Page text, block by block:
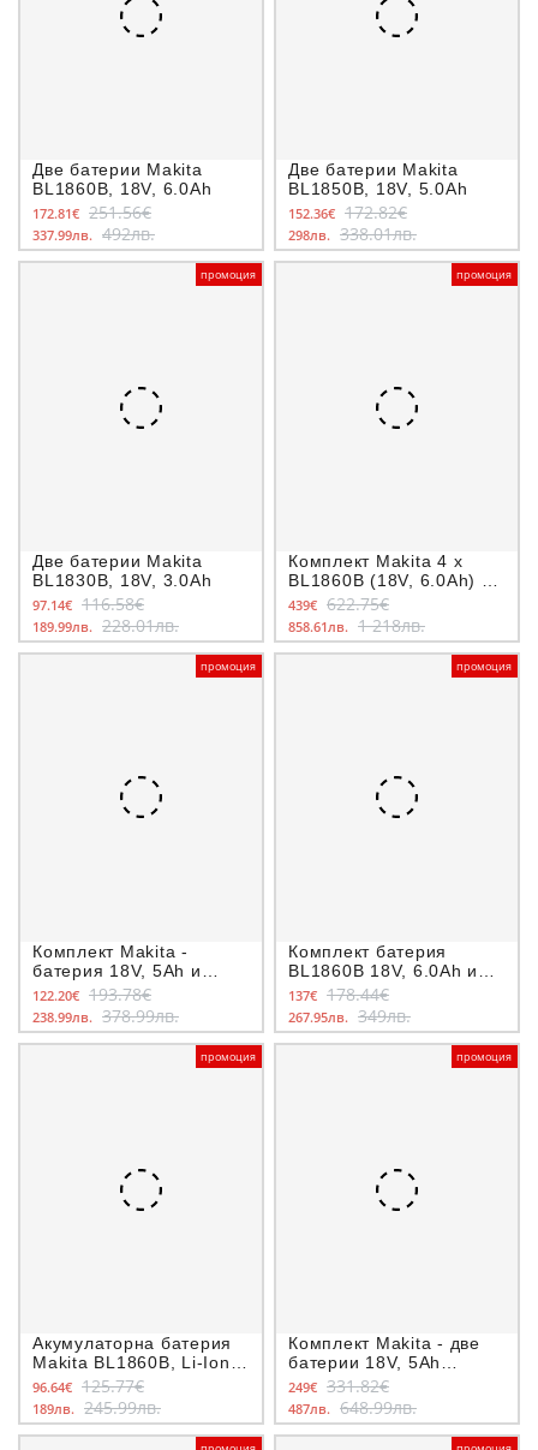
Две батерии Makita
BL1860B, 18V, 6.0Ah
172.81€ 251.56€
337.99лв. 492лв.
Две батерии Makita
BL1850B, 18V, 5.0Ah
152.36€ 172.82€
298лв. 338.01лв.
промоция
Две батерии Makita
BL1830B, 18V, 3.0Ah
97.14€ 116.58€
189.99лв. 228.01лв.
промоция
Комплект Makita 4 x
BL1860B (18V, 6.0Ah) и
двойно зарядно DC18RD
439€ 622.75€
858.61лв. 1 218лв.
промоция
Комплект Makita -
батерия 18V, 5Ah и
зарядно устройство
122.20€ 193.78€
238.99лв. 378.99лв.
промоция
Комплект батерия
BL1860B 18V, 6.0Ah и
зарядно DC18RC
137€ 178.44€
267.95лв. 349лв.
промоция
Акумулаторна батерия
Makita BL1860B, Li-Ion,
18.0 V, 6.0 Ah
96.64€ 125.77€
189лв. 245.99лв.
промоция
Комплект Makita - две
батерии 18V, 5Ah
BL1850B и двойно
зарядно DC18RD
249€ 331.82€
487лв. 648.99лв.